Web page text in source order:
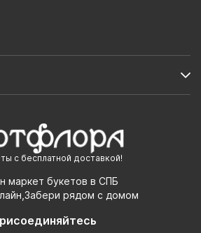
с бесплатной доставкой!
маркет букетов в СПБ
рядом с домом